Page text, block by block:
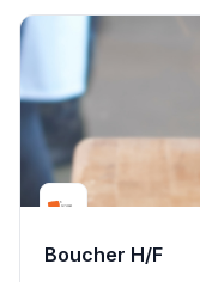
Boucher H/F